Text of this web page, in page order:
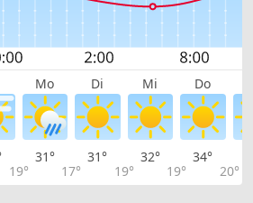
Mo Di Mi Do
19°
31°
17°
31°
19°
32°
19°
34°
20°